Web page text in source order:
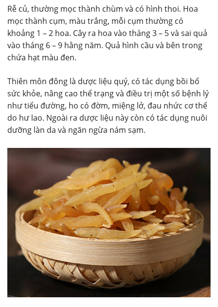
Rễ củ, thường mọc thành chùm và có hình thoi. Hoa
mọc thành cụm, màu trắng, mỗi cụm thường có
khoảng 1 – 2 hoa. Cây ra hoa vào tháng 3 – 5 và sai quả
vào tháng 6 – 9 hằng năm. Quả hình cầu và bên trong
chứa hạt màu đen.
Thiên môn đông là dược liệu quý, có tác dụng bồi bổ
sức khỏe, nâng cao thể trạng và điều trị một số bệnh lý
như tiểu đường, ho có đờm, miệng lở, đau nhức cơ thể
do hư lao. Ngoài ra dược liệu này còn có tác dụng nuôi
dưỡng làn da và ngăn ngừa nám sạm.